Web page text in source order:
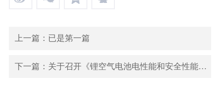
上一篇：已是第一篇
下一篇：关于召开《锂空气电池电性能和安全性能要求及测试方法》标准审查会的通知